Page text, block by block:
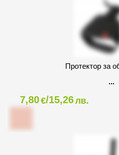
Протектор за
7,80€/15,26лв.